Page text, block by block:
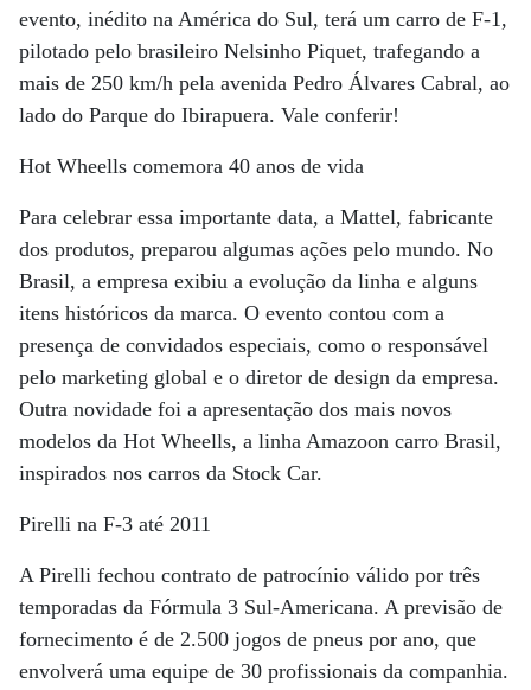
evento, inédito na América do Sul, terá um carro de F-1,
pilotado pelo brasileiro Nelsinho Piquet, trafegando a
mais de 250 km/h pela avenida Pedro Álvares Cabral, ao
lado do Parque do Ibirapuera. Vale conferir!
Hot Wheells comemora 40 anos de vida
Para celebrar essa importante data, a Mattel, fabricante
dos produtos, preparou algumas ações pelo mundo. No
Brasil, a empresa exibiu a evolução da linha e alguns
itens históricos da marca. O evento contou com a
presença de convidados especiais, como o responsável
pelo marketing global e o diretor de design da empresa.
Outra novidade foi a apresentação dos mais novos
modelos da Hot Wheells, a linha Amazoon carro Brasil,
inspirados nos carros da Stock Car.
Pirelli na F-3 até 2011
A Pirelli fechou contrato de patrocínio válido por três
temporadas da Fórmula 3 Sul-Americana. A previsão de
fornecimento é de 2.500 jogos de pneus por ano, que
envolverá uma equipe de 30 profissionais da companhia.